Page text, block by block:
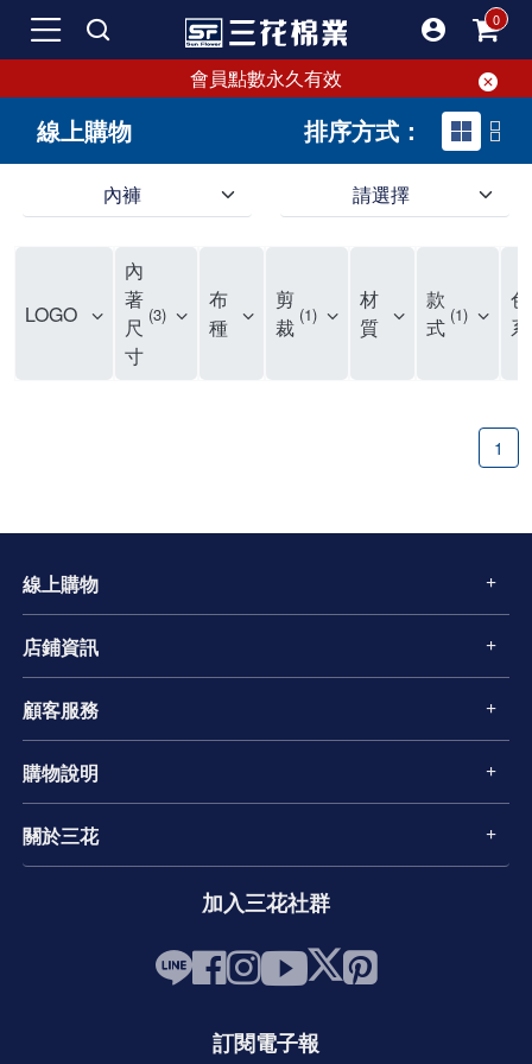
會員點數永久有效
線上購物 排序方式：
內褲 請選擇
LOGO
內
著
尺
寸
3
布
種
剪
裁 1
材
質
款
式 1
色
系
1
線上購物
店鋪資訊
顧客服務
購物說明
關於三花
加入三花社群
訂閱電子報